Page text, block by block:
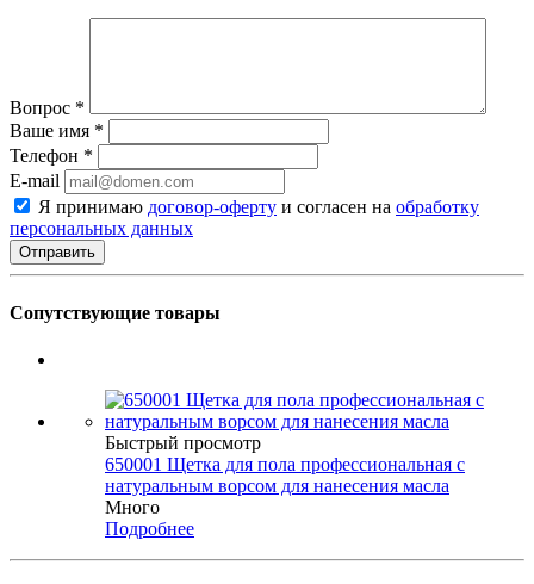
Вопрос *
Ваше имя *
Телефон *
E-mail
Я принимаю договор-оферту и согласен на обработку
персональных данных
Сопутствующие товары
Быстрый просмотр
650001 Щетка для пола профессиональная с
натуральным ворсом для нанесения масла
Много
Подробнее